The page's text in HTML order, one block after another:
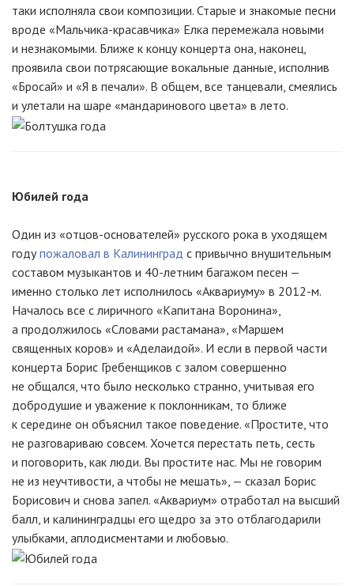
таки исполняла свои композиции. Старые и знакомые песни
вроде «Мальчика-красавчика» Елка перемежала новыми
и незнакомыми. Ближе к концу концерта она, наконец,
проявила свои потрясающие вокальные данные, исполнив
«Бросай» и «Я в печали». В общем, все танцевали, смеялись
и улетали на шаре «мандаринового цвета» в лето.
Юбилей года
Один из «отцов-основателей» русского рока в уходящем
годупожаловал в Калининград с привычно внушительным
составом музыкантов и 40-летним багажом песен —
именно столько лет исполнилось «Аквариуму» в 2012-м.
Началось все с лиричного «Капитана Воронина»,
а продолжилось «Словами растамана», «Маршем
священных коров» и «Аделаидой». И если в первой части
концерта Борис Гребенщиков с залом совершенно
не общался, что было несколько странно, учитывая его
добродушие и уважение к поклонникам, то ближе
к середине он объяснил такое поведение. «Простите, что
не разговариваю совсем. Хочется перестать петь, сесть
и поговорить, как люди. Вы простите нас. Мы не говорим
не из неучтивости, а чтобы не мешать», — сказал Борис
Борисович и снова запел. «Аквариум» отработал на высший
балл, и калининградцы его щедро за это отблагодарили
улыбками, аплодисментами и любовью.